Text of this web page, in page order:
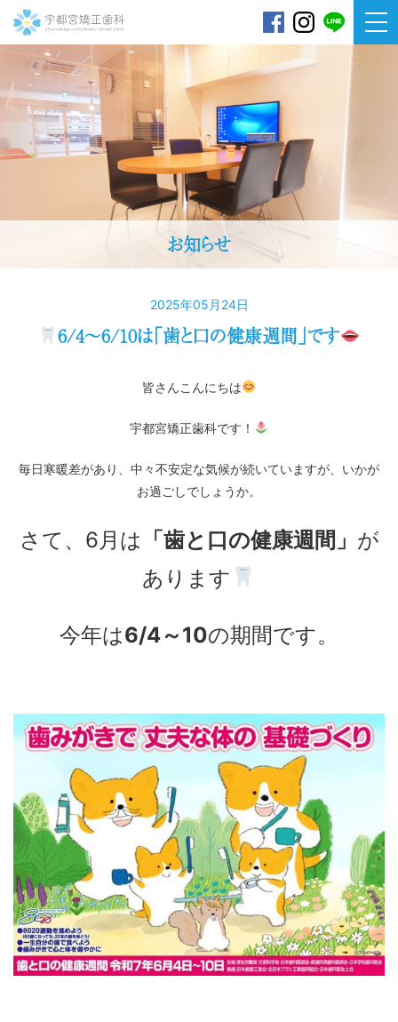
宇都宮矯正歯科
お知らせ
2025年05月24日
6/4～6/10は「歯と口の健康週間」です
皆さんこんにちは
宇都宮矯正歯科です！
毎日寒暖差があり、中々不安定な気候が続いていますが、いかが
お過ごしでしょうか。
さて、6月は 「歯と口の健康週間」 が
あります
今年は6/4～10の期間です。